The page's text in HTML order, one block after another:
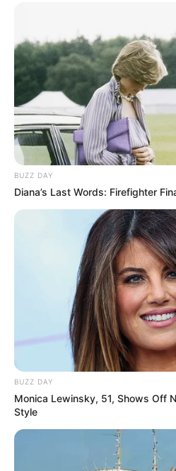
BUZZ DAY
Diana’s Last Words: Firefighter
BUZZ DAY
Monica Lewinsky, 51, Shows Off
Style